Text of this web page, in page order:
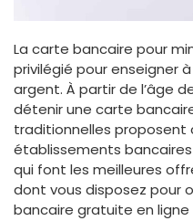
La carte bancaire pour
privilégié pour enseigner
argent. À partir de l’âge
détenir une carte
traditionnelles proposent
établissements
qui font les meilleures
dont vous disposez pour
bancaire gratuite en ligne